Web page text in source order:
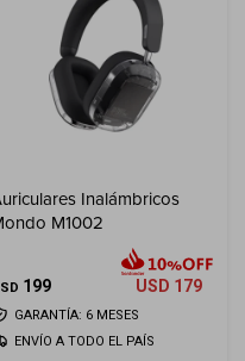
Inalámbricos
M1002
199 USD 179
GARANTÍA: 6 MESES
ENVÍO A TODO EL PAÍS